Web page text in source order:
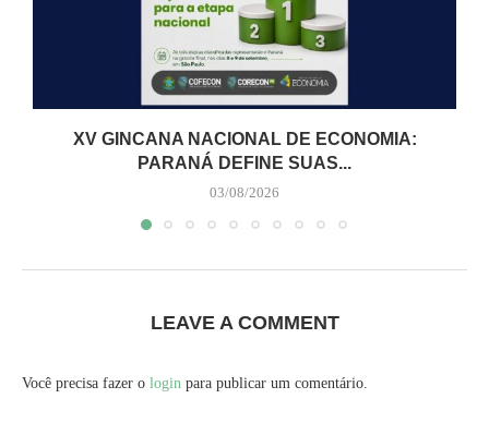
XV GINCANA NACIONAL DE ECONOMIA:
PARANÁ DEFINE SUAS...
03/08/2026
LEAVE A COMMENT
Você precisa fazer o login para publicar um comentário.